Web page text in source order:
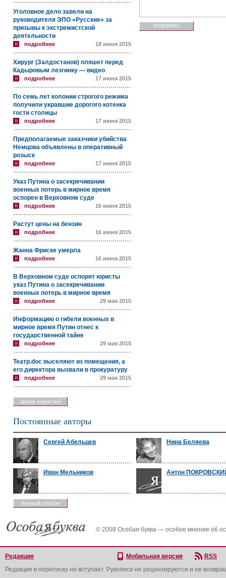
Уголовное дело завели на
руководителя ЭПО «Русские» за
призывы к экстремистской
деятельности
подробнее 18 июня 2015
Хирург (Залдостанов) пляшет перед
Кадыровым лезгинку — видео
подробнее 17 июня 2015
По семь лет колонии строгого режима
получили укравшие дорогого котенка
гости столицы
подробнее 17 июня 2015
Предполагаемые заказчики убийства
Немцова объявлены в оперативный
розыск
подробнее 17 июня 2015
Указ Путина о засекречивании
военных потерь в мирное время
оспорен в Верховном суде
подробнее 16 июня 2015
Растут цены на бензин
подробнее 16 июня 2015
Жанна Фриске умерла
подробнее 16 июня 2015
В Верховном суде оспорят юристы
указ Путина о засекречивании
военных потерь в мирное время
подробнее 29 мая 2015
Информацию о гибели военных в
мирное время Путин отнес к
государственной тайне
подробнее 29 мая 2015
Театр.doc выселяют из помещения, а
его директора вызвали в прокуратуру
подробнее 29 мая 2015
архив новостей
Постоянные авторы
Сергей Абельцев Нина Беляева
Иван Мельников Антон
полный список
© 2008 Особая буква — особое мнение об
Редакция Мобильная версия
RSS
Редакция в переписку не вступает. Рукописи не рецензируются и не